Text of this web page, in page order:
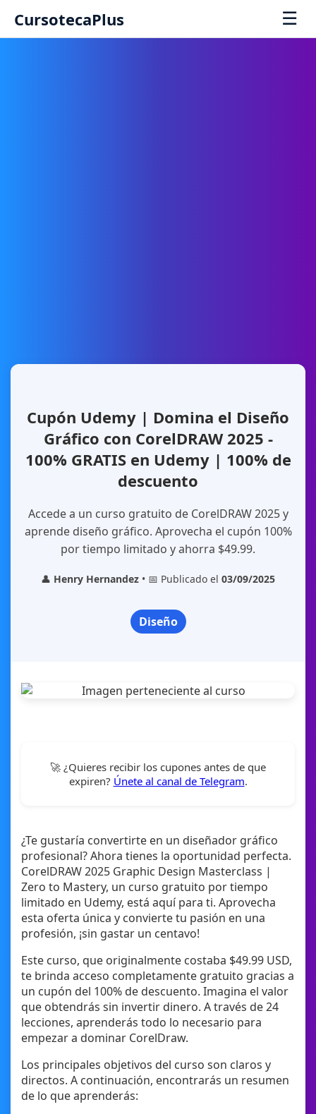
CursotecaPlus ☰
Cupón Udemy | Domina el Diseño
Gráfico con CorelDRAW 2025 -
100% GRATIS en Udemy | 100% de
descuento
Accede a un curso gratuito de CorelDRAW 2025 y
aprende diseño gráfico. Aprovecha el cupón 100%
por tiempo limitado y ahorra $49.99.
👤 Henry Hernandez • 📅 Publicado el 03/09/2025
Diseño
🚀 ¿Quieres recibir los cupones antes de que
expiren? Únete al canal de Telegram.
¿Te gustaría convertirte en un diseñador gráfico
profesional? Ahora tienes la oportunidad perfecta.
CorelDRAW 2025 Graphic Design Masterclass |
Zero to Mastery, un curso gratuito por tiempo
limitado en Udemy, está aquí para ti. Aprovecha
esta oferta única y convierte tu pasión en una
profesión, ¡sin gastar un centavo!
Este curso, que originalmente costaba $49.99 USD,
te brinda acceso completamente gratuito gracias a
un cupón del 100% de descuento. Imagina el valor
que obtendrás sin invertir dinero. A través de 24
lecciones, aprenderás todo lo necesario para
empezar a dominar CorelDraw.
Los principales objetivos del curso son claros y
directos. A continuación, encontrarás un resumen
de lo que aprenderás: